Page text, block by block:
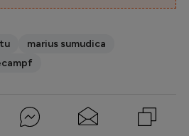
marius sumudica